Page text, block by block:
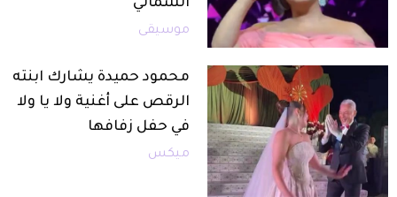
موسيقى
محمود حميدة يشارك ابنته
الرقص على أغنية ولا يا ولا
في حفل زفافها
ميكس